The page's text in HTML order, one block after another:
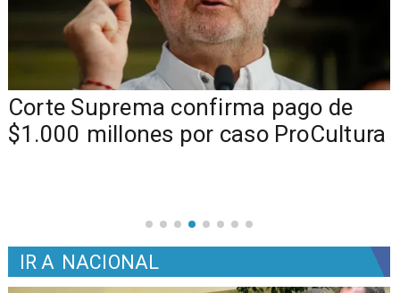
Corte Suprema confirma pago de
$1.000 millones por caso ProCultura
IR A NACIONAL